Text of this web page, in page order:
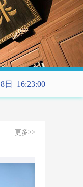
日 16:23:00
更多>>